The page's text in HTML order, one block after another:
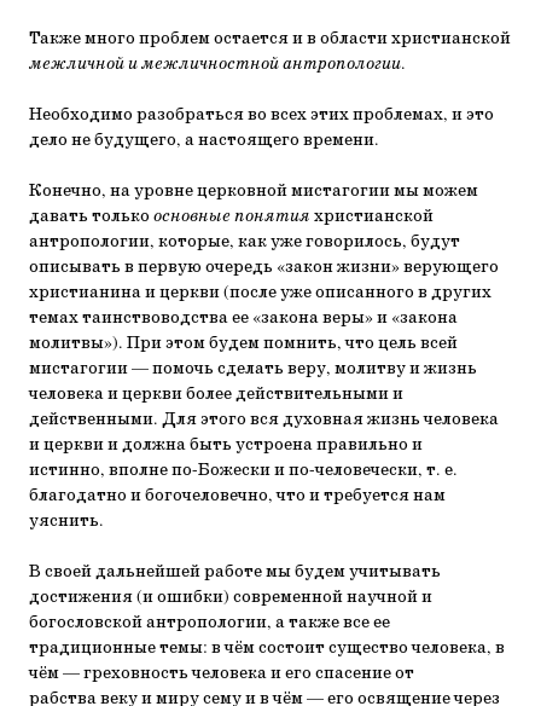
Также много проблем остается и в области христианской
межличной и межличностной антропологии.
Необходимо разобраться во всех этих проблемах, и это
дело не будущего, а настоящего времени.
Конечно, на уровне церковной мистагогии мы можем
давать только основные понятия христианской
антропологии, которые, как уже говорилось, будут
описывать в первую очередь «закон жизни» верующего
христианина и церкви (после уже описанного в других
темах таинствоводства ее «закона веры» и «закона
молитвы»). При этом будем помнить, что цель всей
мистагогии — помочь сделать веру, молитву и жизнь
человека и церкви более действительными и
действенными. Для этого вся духовная жизнь человека
и церкви и должна быть устроена правильно и
истинно, вполне по-Божески и по-человечески, т. е.
благодатно и богочеловечно, что и требуется нам
уяснить.
В своей дальнейшей работе мы будем учитывать
достижения (и ошибки) современной научной и
богословской антропологии, а также все ее
традиционные темы: в чём состоит существо человека, в
чём — греховность человека и его спасение от
рабства веку и миру сему и в чём — его освящение через